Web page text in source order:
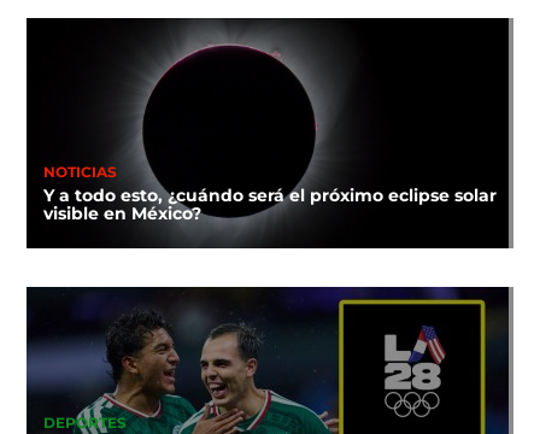
NOTICIAS
Y a todo esto, ¿cuándo será el próximo eclipse solar
visible en México?
DEPORTES